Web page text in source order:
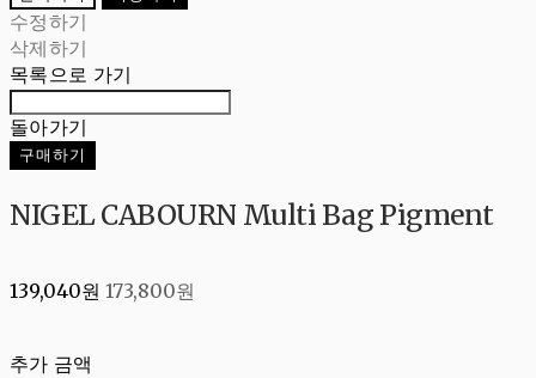
수정하기
삭제하기
목록으로 가기
돌아가기
구매하기
NIGEL CABOURN Multi Bag Pigment
139,040원 173,800원
추가 금액